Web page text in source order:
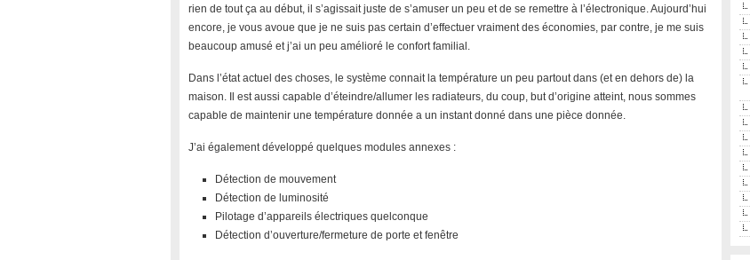
rien de tout ça au début, il s’agissait juste de s’amuser un peu et de se remettre à l’électronique. Aujourd’hui
encore, je vous avoue que je ne suis pas certain d’effectuer vraiment des économies, par contre, je me suis
beaucoup amusé et j’ai un peu amélioré le confort familial.
Dans l’état actuel des choses, le système connait la température un peu partout dans (et en dehors de) la
maison. Il est aussi capable d’éteindre/allumer les radiateurs, du coup, but d’origine atteint, nous sommes
capable de maintenir une température donnée a un instant donné dans une pièce donnée.
J’ai également développé quelques modules annexes :
Détection de mouvement
Détection de luminosité
Pilotage d’appareils électriques quelconque
Détection d’ouverture/fermeture de porte et fenêtre